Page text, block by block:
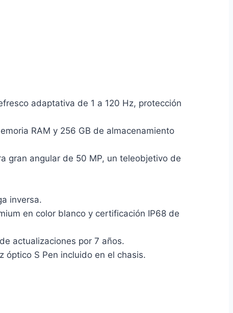
adaptativa de 1 a 120 Hz, protección
RAM y 256 GB de almacenamiento
gran angular de 50 MP, un teleobjetivo de
inversa.
en color blanco y certificación IP68 de
actualizaciones por 7 años.
óptico S Pen incluido en el chasis.